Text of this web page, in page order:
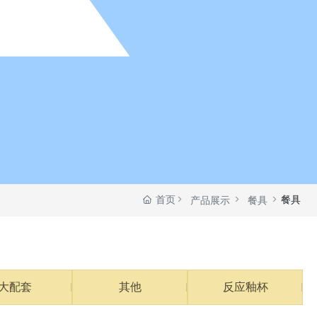
首页 产品展示 餐具 餐具
配套 其他 反应釉杯